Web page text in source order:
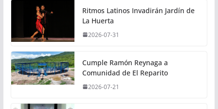
Ritmos Latinos Invadirán Jardín de
La Huerta
2026-07-31
Cumple Ramón Reynaga a
Comunidad de El Reparito
2026-07-21